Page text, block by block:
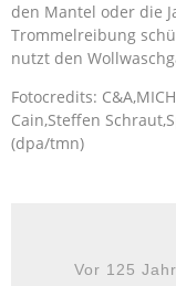
den Mantel oder die
Trommelreibung
nutzt den
Fotocredits:
Cain,Steffen
(dpa/tmn)
Vor 125